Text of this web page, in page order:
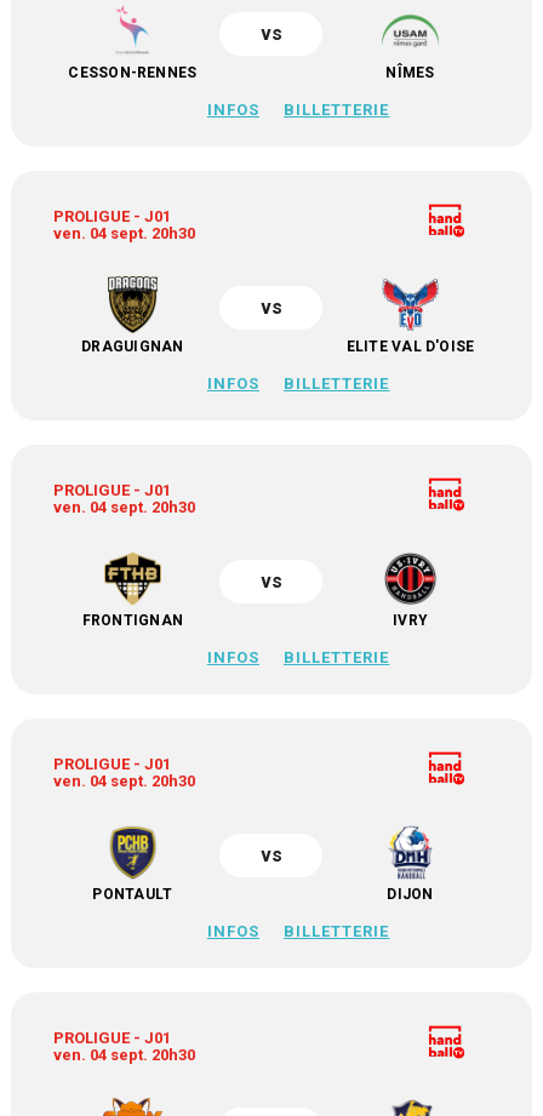
CESSON-RENNES
vs
NÎMES
INFOS BILLETTERIE
PROLIGUE - J01
ven. 04 sept. 20h30
DRAGUIGNAN
vs
ELITE VAL D'OISE
INFOS BILLETTERIE
PROLIGUE - J01
ven. 04 sept. 20h30
FRONTIGNAN
vs
IVRY
INFOS BILLETTERIE
PROLIGUE - J01
ven. 04 sept. 20h30
PONTAULT
vs
DIJON
INFOS BILLETTERIE
PROLIGUE - J01
ven. 04 sept. 20h30